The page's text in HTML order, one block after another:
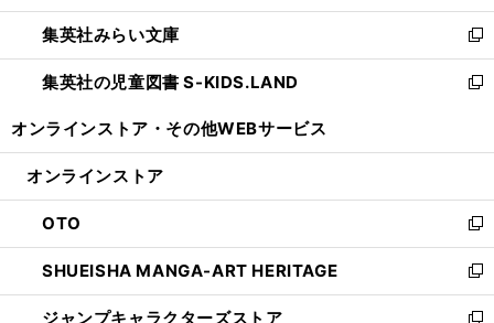
開
く
ウ
で
開
く
ン
ド
ウ
で
ウ
ィ
ン
ド
開
集英社みらい文庫
新
し
い
ン
ウ
で
開
く
集英社の児童図書 S-KIDS.LAND
新
ウ
ン
ド
ウ
で
開
く
オンラインストア・ その他WEBサービス
オンラインストア
OTO
新
し
い
ウ
SHUEISHA MANGA-ART HERITAGE
新
し
ジャンプキャラクターズストア